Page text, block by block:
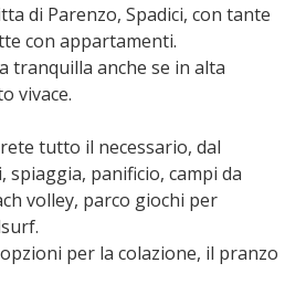
di Parenzo, Spadici, con tante
con appartamenti.
tranquilla anche se in alta
vivace.
tutto il necessario, dal
spiaggia, panificio, campi da
volley, parco giochi per
per la colazione, il pranzo